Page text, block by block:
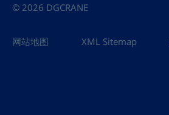
© 2026 DGCRANE
网站地图 XML Sitemap